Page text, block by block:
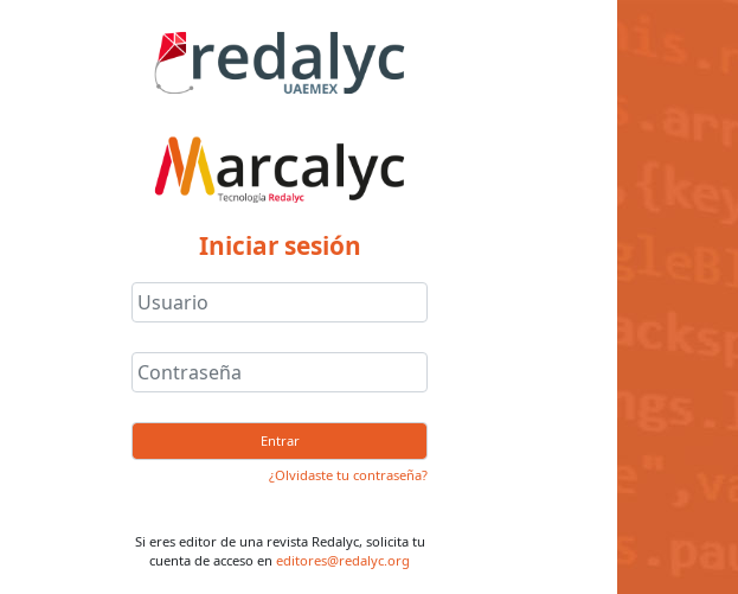
Iniciar sesión
Entrar
¿Olvidaste tu contraseña?
Si eres editor de una revista Redalyc, solicita tu
cuenta de acceso en editores@redalyc.org